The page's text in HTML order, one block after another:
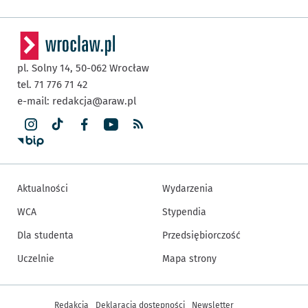
pl. Solny 14, 50-062 Wrocław
tel. 71 776 71 42
e-mail: redakcja@araw.pl
Aktualności
WCA
Dla studenta
Uczelnie
Wydarzenia
Stypendia
Przedsiębiorczość
Mapa strony
Inne informacje
Redakcja Deklaracja dostępności Newsletter